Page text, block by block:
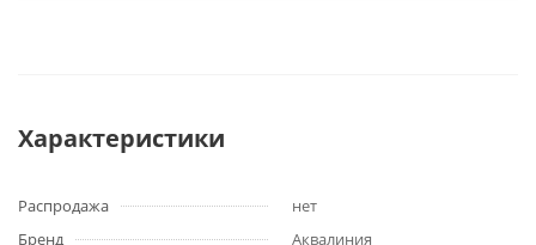
Характеристики
Распродажа
нет
Бренд
Аквалиния